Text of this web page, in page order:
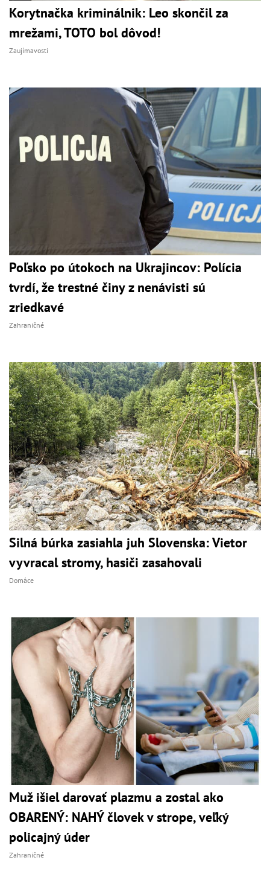
Korytnačka kriminálnik: Leo skončil za
mrežami, TOTO bol dôvod!
Zaujímavosti
Poľsko po útokoch na Ukrajincov: Polícia
tvrdí, že trestné činy z nenávisti sú
zriedkavé
Zahraničné
Silná búrka zasiahla juh Slovenska: Vietor
vyvracal stromy, hasiči zasahovali
Domáce
Muž išiel darovať plazmu a zostal ako
OBARENÝ: NAHÝ človek v strope, veľký
policajný úder
Zahraničné